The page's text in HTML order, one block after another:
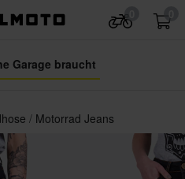
Garage braucht
Motorrad Jeans